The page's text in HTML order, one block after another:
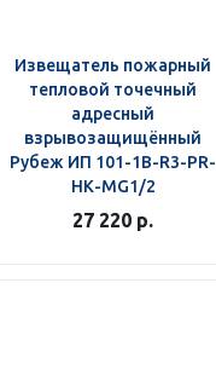
Извещатель пожарный
тепловой точечный
адресный
взрывозащищённый
Рубеж ИП 101-1В-R3-РR-
НК-МG1/2
27 220 р.